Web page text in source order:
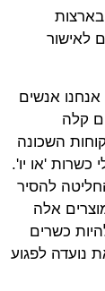
לאישור
אנשים
קלה
לקוחות השכונה
כשרות 'או יו'.
להסיר
אלה
כשרים
נועדה לפגוע